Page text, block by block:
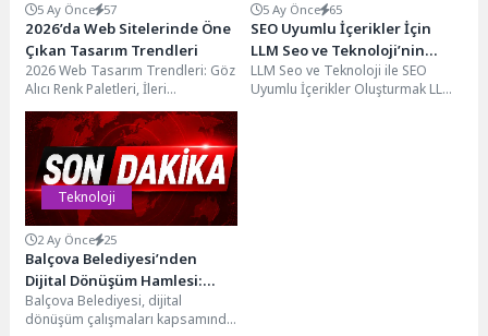
5 Ay Önce 57
2026’da Web Sitelerinde Öne
Çıkan Tasarım Trendleri
2026 Web Tasarım Trendleri: Göz
Alıcı Renk Paletleri, İleri
Teknolojiye Adım Atın, Web
Tasarımda Yükselen...
5 Ay Önce 65
SEO Uyumlu İçerikler İçin
LLM Seo ve Teknoloji’nin
İpuçları
LLM Seo ve Teknoloji ile SEO
Uyumlu İçerikler Oluşturmak LLM
Teknoloji
2 Ay Önce 25
Balçova Belediyesi’nden
Dijital Dönüşüm Hamlesi:
Kurum Arşivleri Tek Çatıda
Toplanıyor
Balçova Belediyesi, dijital
dönüşüm çalışmaları kapsamında